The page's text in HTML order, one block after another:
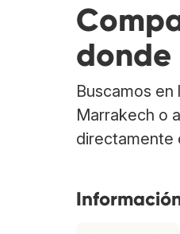
donde
Buscamos
Marrakech o
directamente